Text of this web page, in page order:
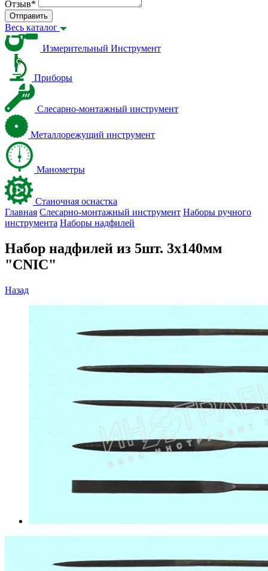
Отзыв*
Отправить
Весь каталог
Измерительный Инструмент
Приборы
Слесарно-монтажный инструмент
Металлорежущий инструмент
Манометры
Станочная оснастка
Главная Слесарно-монтажный инструмент Наборы ручного
инструмента Наборы надфилей
Набор надфилей из 5шт. 3х140мм
"CNIC"
Назад